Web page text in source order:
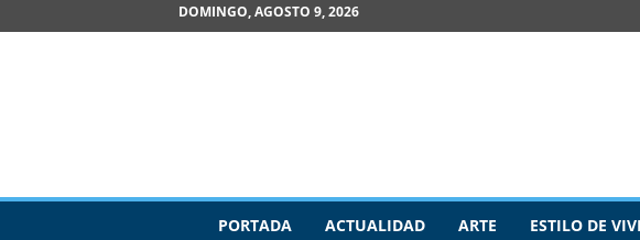
DOMINGO, AGOSTO 9, 2026
PORTADA ACTUALIDAD ARTE ESTILO DE